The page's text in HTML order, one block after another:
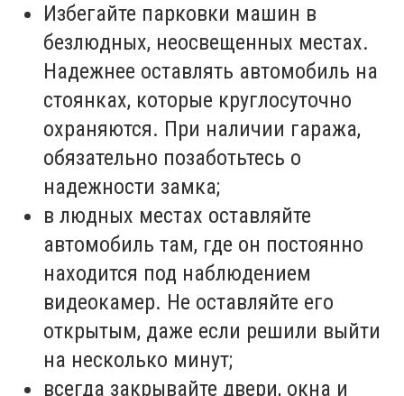
Избегайте парковки машин в
безлюдных, неосвещенных местах.
Надежнее оставлять автомобиль на
стоянках, которые круглосуточно
охраняются. При наличии гаража,
обязательно позаботьтесь о
надежности замка;
в людных местах оставляйте
автомобиль там, где он постоянно
находится под наблюдением
видеокамер. Не оставляйте его
открытым, даже если решили выйти
на несколько минут;
всегда закрывайте двери, окна и